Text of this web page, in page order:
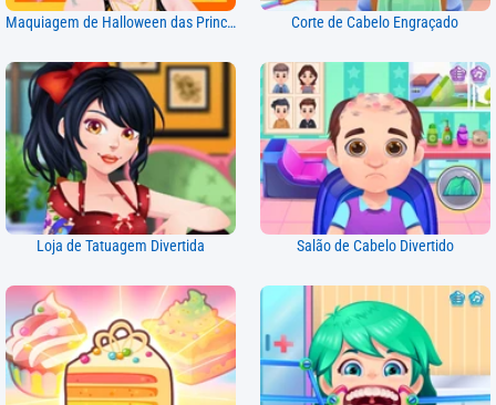
Maquiagem de Halloween das Princesas Corte de Cabelo Engraçado
Loja de Tatuagem Divertida Salão de Cabelo Divertido